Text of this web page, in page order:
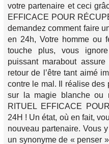
votre partenaire et ceci
EFFICACE POUR
demandez comment faire
en 24h, Votre homme ou
touche plus, vous
puissant marabout
retour de l’être tant aimé
contre le mal. Il réalise des
sur la magie blanche ou
RITUEL EFFICACE
24H ! Un état, où en fait,
nouveau partenaire. Vous
un synonyme de « penser